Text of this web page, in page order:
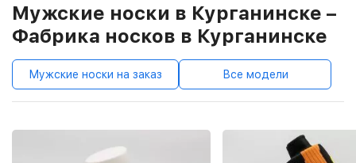
Мужские носки в Курганинске –
Фабрика носков в Курганинске
Мужские носки на заказ Все модели